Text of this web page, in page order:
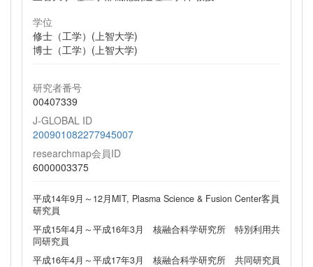
学位
修士（工学）(上智大学)
博士（工学）(上智大学)
研究者番号
00407339
J-GLOBAL ID
200901082277945007
researchmap会員ID
6000003375
平成14年9月～12月MIT, Plasma Science & Fusion Center客員
研究員
平成15年4月～平成16年3月 核融合科学研究所 特別利用共
同研究員
平成16年4月～平成17年3月 核融合科学研究所 共同研究員